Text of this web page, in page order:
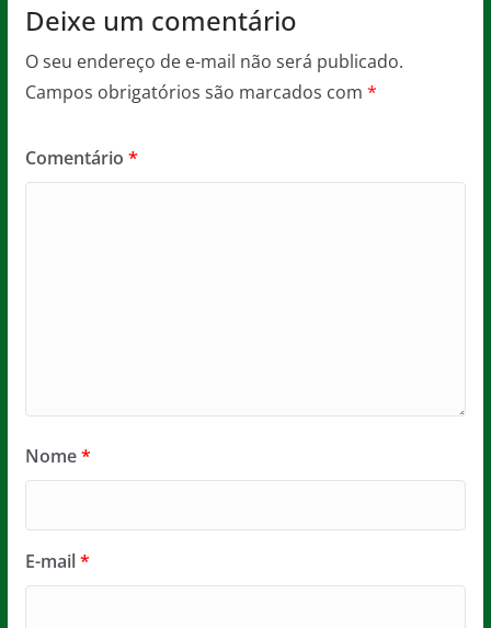
Deixe um comentário
O seu endereço de e-mail não será publicado.
Campos obrigatórios são marcados com *
Comentário *
Nome*
E-mail*